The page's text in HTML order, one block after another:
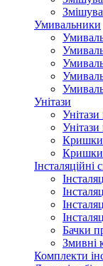
Умивальники
Унітази
Унітази
Унітази
Кришки
Інсталяційні
Бачки
Змивні
Комплекти